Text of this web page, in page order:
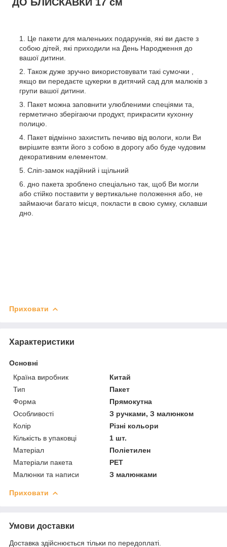
Це пакети для маленьких подарунків, які ви даєте з
собою дітей, які приходили на День Народження до
вашої дитини.
Також дуже зручно використовувати такі сумочки ,
якщо ви передаєте цукерки в дитячий сад для малюків з
групи вашої дитини.
Пакет можна заповнити улюбленими спеціями та,
герметично зберігаючи продукт, прикрасити кухонну
полицю.
Пакет відмінно захистить печиво від вологи, коли Ви
вирішите взяти його з собою в дорогу або буде чудовим
декоративним елементом.
Сліп-замок надійний і щільний
дно пакета зроблено спеціально так, щоб Ви могли
або стійко поставити у вертикальне положення або, не
займаючи багато місця, покласти в свою сумку, склавши
дно.
Приховати
Характеристики
Основні
Країна виробник
Китай
Тип
Пакет
Форма
Прямокутна
Особливості
З ручками, З малюнком
Колір
Різні кольори
Кількість в упаковці
1 шт.
Матеріал
Поліетилен
Матеріали пакета
РЕТ
Малюнки та написи
З малюнками
Приховати
Умови доставки
Доставка здійснюється тільки по передоплаті.